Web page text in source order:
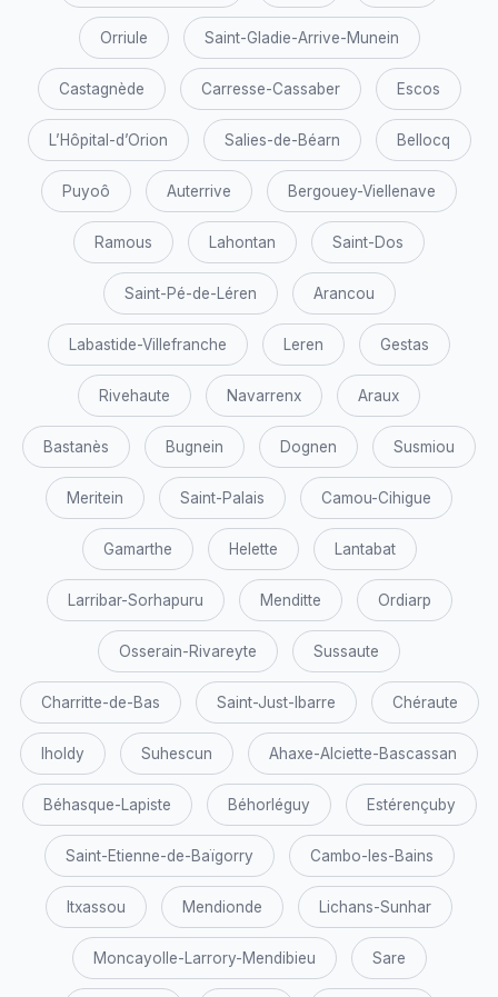
Orriule Saint-Gladie-Arrive-Munein
Castagnède Carresse-Cassaber Escos
L’Hôpital-d’Orion Salies-de-Béarn Bellocq
Puyoô Auterrive Bergouey-Viellenave
Ramous Lahontan Saint-Dos
Saint-Pé-de-Léren Arancou
Labastide-Villefranche Leren Gestas
Rivehaute Navarrenx Araux
Bastanès Bugnein Dognen Susmiou
Meritein Saint-Palais Camou-Cihigue
Gamarthe Helette Lantabat
Larribar-Sorhapuru Menditte Ordiarp
Osserain-Rivareyte Sussaute
Charritte-de-Bas Saint-Just-Ibarre Chéraute
Iholdy Suhescun Ahaxe-Alciette-Bascassan
Béhasque-Lapiste Béhorléguy Estérençuby
Saint-Etienne-de-Baïgorry Cambo-les-Bains
Itxassou Mendionde Lichans-Sunhar
Moncayolle-Larrory-Mendibieu Sare